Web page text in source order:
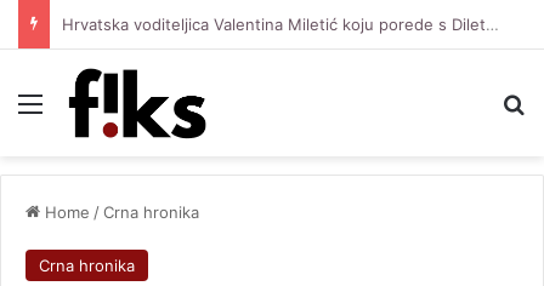
Hrvatska voditeljica Valentina Miletić koju porede s Dilettom Leotom oduševila pozirajući u bikiniju
Menu
Home /Crna hronika
Crna hronika